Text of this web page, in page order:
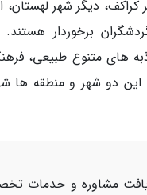
کراکف، دیگر شهر لهستان،
برخوردار
های متنوع طبیعی،
این دو شهر و منطقه ها
مشاوره و خدمات